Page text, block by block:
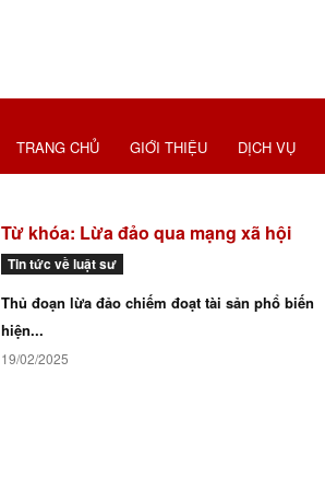
TRANG CHỦ GIỚI THIỆU DỊCH VỤ
Từ khóa: Lừa đảo qua mạng xã hội
Tin tức về luật sư
Thủ đoạn lừa đảo chiếm đoạt tài sản phổ biến
hiện...
19/02/2025